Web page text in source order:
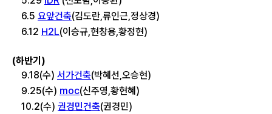
6.5 요앞건축(김도란,류인근,정상경)
6.12 H2L(이승규,현창용,황정현)
(하반기)
9.18(수) 서가건축(박혜선,오승현)
9.25(수) moc(신주영,황현혜)
10.2(수) 권경민건축(권경민)